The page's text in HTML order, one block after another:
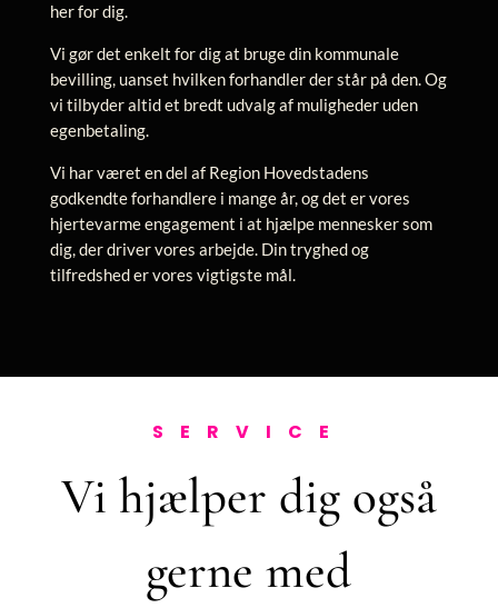
her for dig.
Vi gør det enkelt for dig at bruge din kommunale
bevilling, uanset hvilken forhandler der står på den. Og
vi tilbyder altid et bredt udvalg af muligheder uden
egenbetaling.
Vi har været en del af Region Hovedstadens
godkendte forhandlere i mange år, og det er vores
hjertevarme engagement i at hjælpe mennesker som
dig, der driver vores arbejde. Din tryghed og
tilfredshed er vores vigtigste mål.
SERVICE
Vi hjælper dig også
gerne med